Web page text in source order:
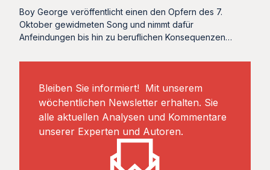
Boy George veröffentlicht einen den Opfern des 7.
Oktober gewidmeten Song und nimmt dafür
Anfeindungen bis hin zu beruflichen Konsequenzen…
Bleiben Sie informiert! Mit unserem
wöchentlichen Newsletter erhalten. Sie
alle aktuellen Analysen und Kommentare
unserer Experten und Autoren.